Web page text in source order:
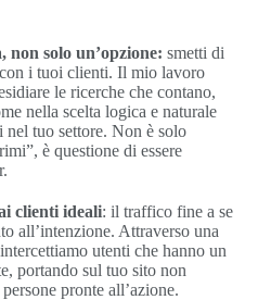
non solo un’opzione: smetti di
i tuoi clienti. Il mio lavoro
le ricerche che contano,
nella scelta logica e naturale
nel tuo settore. Non è solo
è questione di essere
clienti ideali: il traffico fine a se
all’intenzione. Attraverso una
utenti che hanno un
portando sul tuo sito non
pronte all’azione.